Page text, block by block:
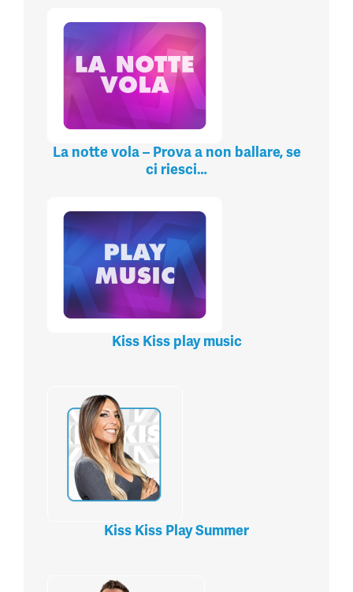
La notte vola – Prova a non ballare, se
ci riesci…
Kiss Kiss play music
Kiss Kiss Play Summer